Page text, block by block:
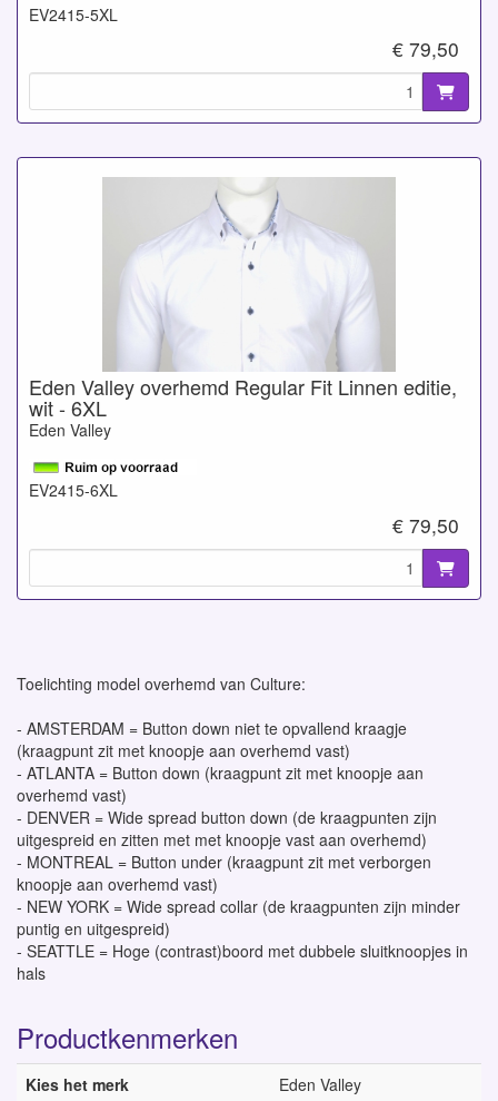
EV2415-5XL
€ 79,50
Eden Valley overhemd Regular Fit Linnen editie,
wit - 6XL
Eden Valley
EV2415-6XL
€ 79,50
Toelichting model overhemd van Culture:
- AMSTERDAM = Button down niet te opvallend kraagje
(kraagpunt zit met knoopje aan overhemd vast)
- ATLANTA = Button down (kraagpunt zit met knoopje aan
overhemd vast)
- DENVER = Wide spread button down (de kraagpunten zijn
uitgespreid en zitten met met knoopje vast aan overhemd)
- MONTREAL = Button under (kraagpunt zit met verborgen
knoopje aan overhemd vast)
- NEW YORK = Wide spread collar (de kraagpunten zijn minder
puntig en uitgespreid)
- SEATTLE = Hoge (contrast)boord met dubbele sluitknoopjes in
hals
Productkenmerken
Kies het merk Eden Valley